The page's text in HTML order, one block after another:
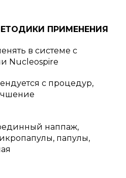
ПРИМЕНЕНИЯ
в системе с
Nucleospire
с процедур,
наппаж,
папулы,